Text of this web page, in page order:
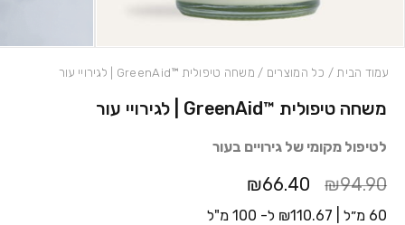
משחה טיפולית ™GreenAid | לגירויי עור
לטיפול מקומי של גירויים בעור
₪94.90
₪66.40
60 מ״ל | ₪110.67 ל- 100 מ"ל
כמות משחה טיפולית ™GreenAid | לגירויי עור
עמוד הבית / כל המוצרים / משחה טיפולית ™GreenAid | לגירויי עור